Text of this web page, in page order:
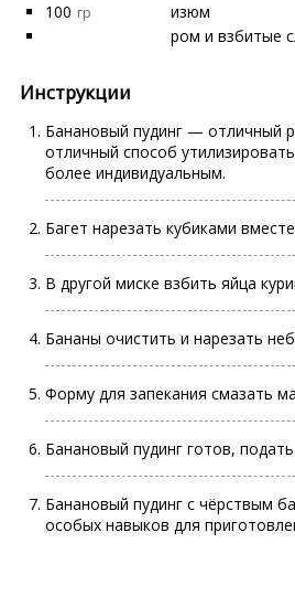
100 гр
изюм
ром и взбитые
Инструкции
Банановый пудинг — отличный
отличный способ
более индивидуальным.
Багет нарезать кубиками
В другой миске взбить яйца
Бананы очистить и нарезать
Форму для запекания смазать
Банановый пудинг готов,
Банановый пудинг с чёрствым
особых навыков для